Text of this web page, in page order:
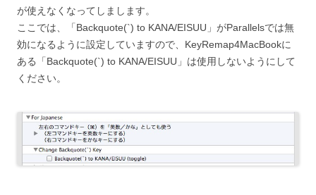
が使えなくなってしまします。
ここでは、「Backquote(`) to KANA/EISUU」がParallelsでは無
効になるように設定していますので、KeyRemap4MacBookに
ある「Backquote(`) to KANA/EISUU」は使用しないようにして
ください。